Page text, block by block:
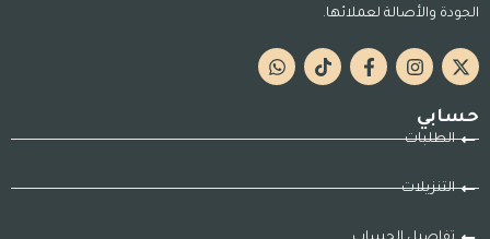
الجودة والأصالة لعملائها.
حسابي
الطلبات
التنزيلات